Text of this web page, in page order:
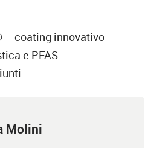
– coating innovativo
e PFAS
Molini